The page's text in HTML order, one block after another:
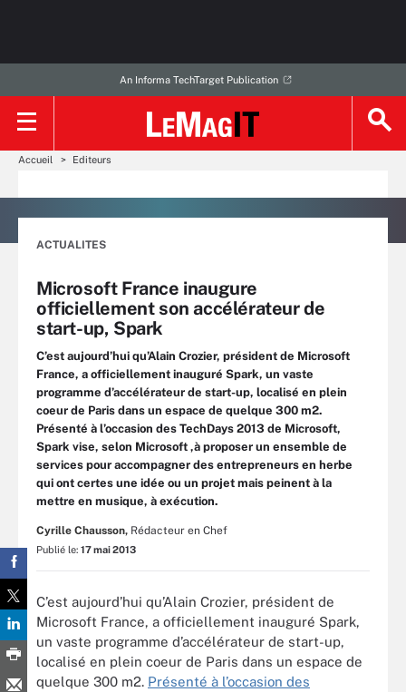
An Informa TechTarget Publication
Accueil Editeurs
ACTUALITES
Microsoft France inaugure
officiellement son accélérateur de
start-up, Spark
C’est aujourd’hui qu’Alain Crozier, président de Microsoft
France, a officiellement inauguré Spark, un vaste
programme d’accélérateur de start-up, localisé en plein
coeur de Paris dans un espace de quelque 300 m2.
Présenté à l’occasion des TechDays 2013 de Microsoft,
Spark vise, selon Microsoft ,à proposer un ensemble de
services pour accompagner des entrepreneurs en herbe
qui ont certes une idée ou un projet mais peinent à la
mettre en musique, à exécution.
Cyrille Chausson, Rédacteur en Chef
Publié le: 17 mai 2013
C’est aujourd’hui qu’Alain Crozier, président de
Microsoft France, a officiellement inauguré Spark,
un vaste programme d’accélérateur de start-up,
localisé en plein coeur de Paris dans un espace de
quelque 300 m2. Présenté à l’occasion des